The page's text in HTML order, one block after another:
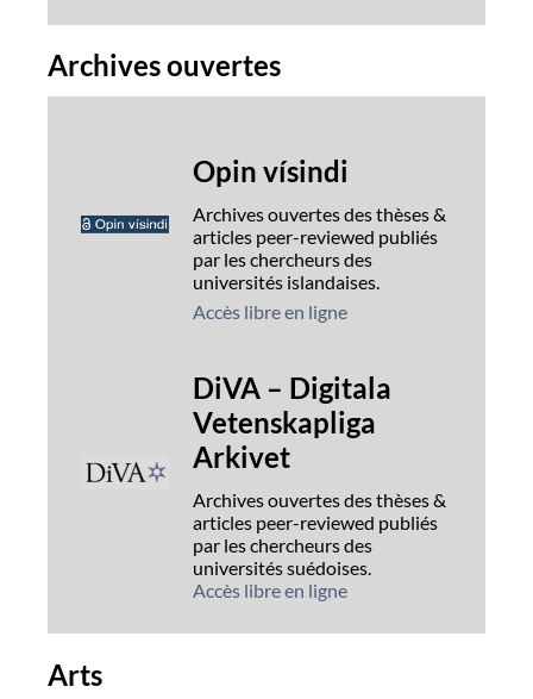
Archives ouvertes
Opin vísindi
Archives ouvertes des thèses &
articles peer-reviewed publiés
par les chercheurs des
universités islandaises.
Accès libre en ligne
DiVA – Digitala
Vetenskapliga
Arkivet
Archives ouvertes des thèses &
articles peer-reviewed publiés
par les chercheurs des
universités suédoises.
Accès libre en ligne
Arts